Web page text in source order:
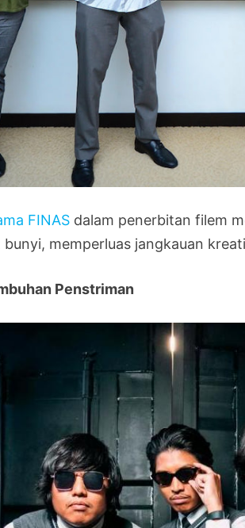
FINAS dalam penerbitan filem
memperluas jangkauan
Penstriman